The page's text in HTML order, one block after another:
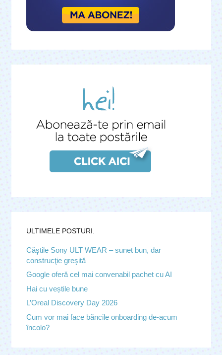
ULTIMELE POSTURI.
Căştile Sony ULT WEAR – sunet bun, dar
construcţie greşită
Google oferă cel mai convenabil pachet cu AI
Hai cu veștile bune
L’Oreal Discovery Day 2026
Cum vor mai face băncile onboarding de-acum
încolo?